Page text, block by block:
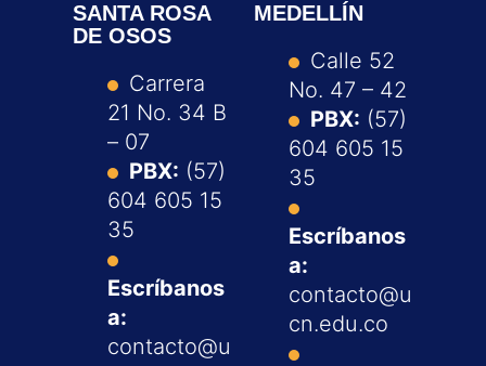
SANTA ROSA
DE OSOS
Carrera
21 No. 34 B
– 07
PBX: (57)
604 605 15
35
Escríbanos
a:
contacto@u
MEDELLÍN
Calle 52
No. 47 – 42
PBX: (57)
604 605 15
35
Escríbanos
a:
contacto@u
cn.edu.co